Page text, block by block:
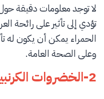
لا توجد معلومات دقيقة
تؤدي إلى تأثير على رائحة
الحمراء يمكن أن يكون له
وعلى الصحة العامة.
2-الخضروات الكرنبيبة